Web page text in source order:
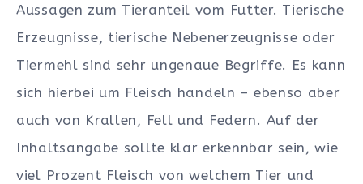
Aussagen zum Tieranteil vom Futter. Tierische
Erzeugnisse, tierische Nebenerzeugnisse oder
Tiermehl sind sehr ungenaue Begriffe. Es kann
sich hierbei um Fleisch handeln – ebenso aber
auch von Krallen, Fell und Federn. Auf der
Inhaltsangabe sollte klar erkennbar sein, wie
viel Prozent Fleisch von welchem Tier und